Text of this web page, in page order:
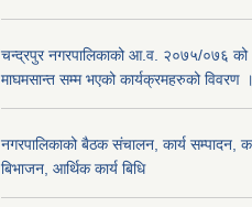
चन्द्रपुर नगरपालिकाको आ.व. २०७५/०७६
माघमसान्त सम्म भएको कार्यक्रमहरुको विवरण ।
नगरपालिकाको बैठक संचालन, कार्य सम्पादन,
बिभाजन, आर्थिक कार्य बिधि